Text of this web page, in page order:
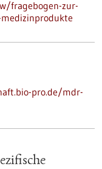
fragebogen-zur-
pro.de/mdr-